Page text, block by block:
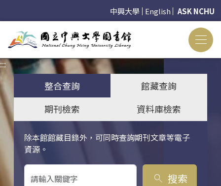
中興大學 English ASK NCHU
:::
整合查詢
館藏查詢
期刊檢索
資料庫檢索
除本館館藏目錄外，可同時查詢期刊文章等電子
資源。
關鍵字搜尋
search 搜索